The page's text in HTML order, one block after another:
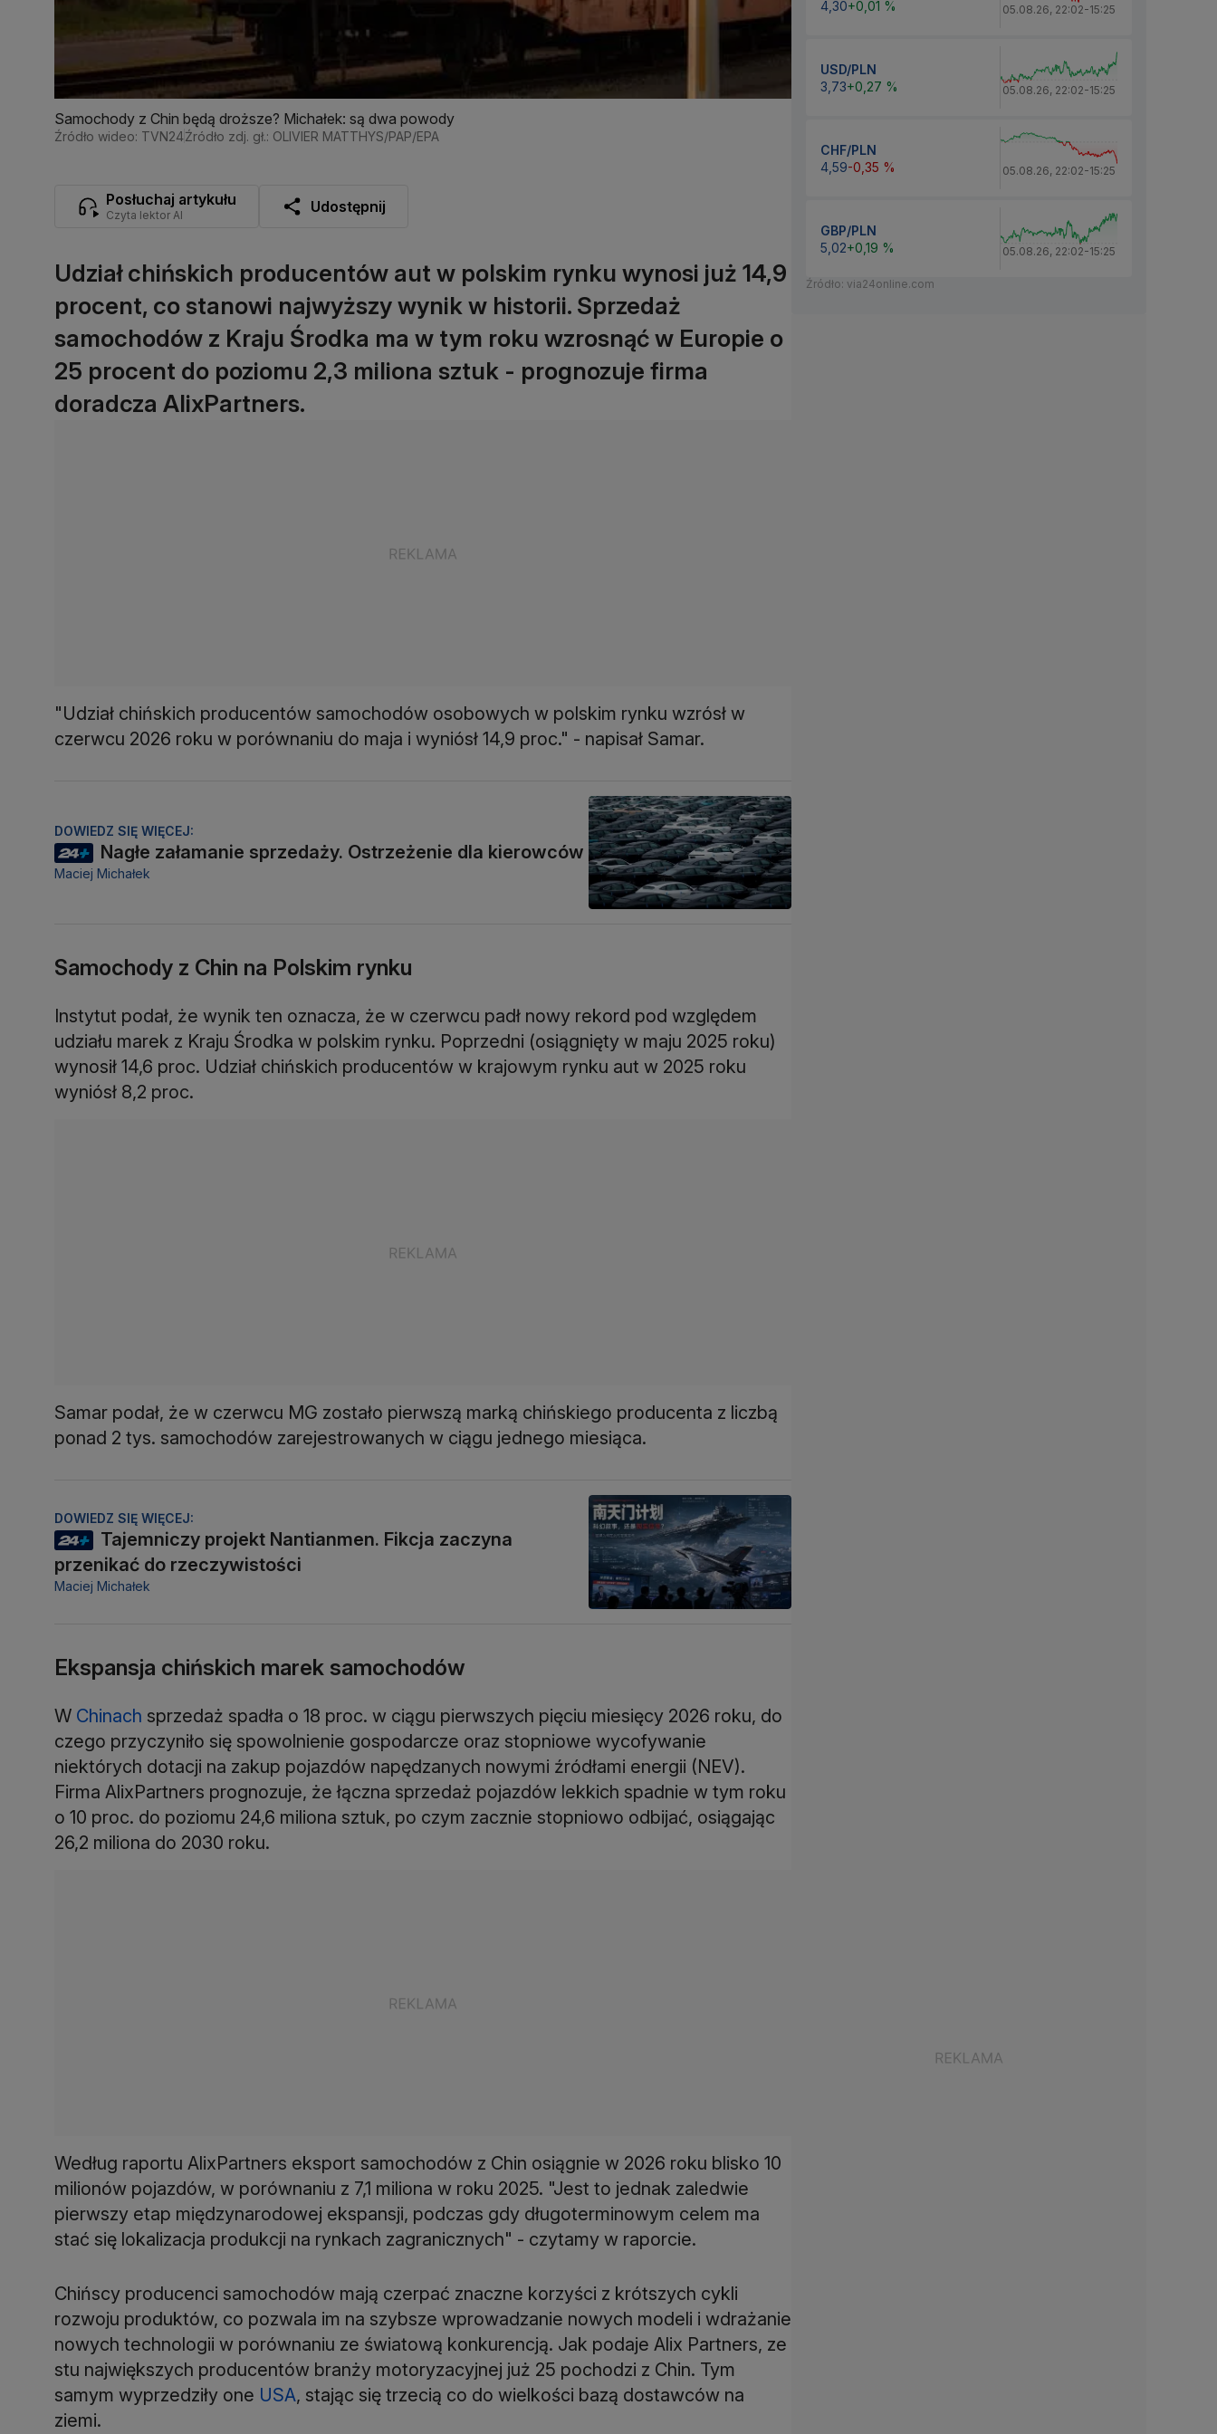
Samochody z Chin będą droższe? Michałek: są dwa powody
Źródło wideo: TVN24Źródło zdj. gł.: OLIVIER MATTHYS/PAP/EPA
Posłuchaj artykułu
Czyta lektor AI Udostępnij
Udział chińskich producentów aut w polskim rynku wynosi już 14,9
procent, co stanowi najwyższy wynik w historii. Sprzedaż
samochodów z Kraju Środka ma w tym roku wzrosnąć w Europie o
25 procent do poziomu 2,3 miliona sztuk - prognozuje firma
doradcza AlixPartners.
"Udział chińskich producentów samochodów osobowych w polskim rynku wzrósł w
czerwcu 2026 roku w porównaniu do maja i wyniósł 14,9 proc." - napisał Samar.
DOWIEDZ SIĘ WIĘCEJ:
Nagłe załamanie sprzedaży. Ostrzeżenie dla kierowców
Maciej Michałek
Samochody z Chin na Polskim rynku
Instytut podał, że wynik ten oznacza, że w czerwcu padł nowy rekord pod względem
udziału marek z Kraju Środka w polskim rynku. Poprzedni (osiągnięty w maju 2025 roku)
wynosił 14,6 proc. Udział chińskich producentów w krajowym rynku aut w 2025 roku
wyniósł 8,2 proc.
Samar podał, że w czerwcu MG zostało pierwszą marką chińskiego producenta z liczbą
ponad 2 tys. samochodów zarejestrowanych w ciągu jednego miesiąca.
DOWIEDZ SIĘ WIĘCEJ:
Tajemniczy projekt Nantianmen. Fikcja zaczyna
przenikać do rzeczywistości
Maciej Michałek
Ekspansja chińskich marek samochodów
W Chinach sprzedaż spadła o 18 proc. w ciągu pierwszych pięciu miesięcy 2026 roku, do
czego przyczyniło się spowolnienie gospodarcze oraz stopniowe wycofywanie
niektórych dotacji na zakup pojazdów napędzanych nowymi źródłami energii (NEV).
Firma AlixPartners prognozuje, że łączna sprzedaż pojazdów lekkich spadnie w tym roku
o 10 proc. do poziomu 24,6 miliona sztuk, po czym zacznie stopniowo odbijać, osiągając
26,2 miliona do 2030 roku.
Według raportu AlixPartners eksport samochodów z Chin osiągnie w 2026 roku blisko 10
milionów pojazdów, w porównaniu z 7,1 miliona w roku 2025. "Jest to jednak zaledwie
pierwszy etap międzynarodowej ekspansji, podczas gdy długoterminowym celem ma
stać się lokalizacja produkcji na rynkach zagranicznych" - czytamy w raporcie.
Chińscy producenci samochodów mają czerpać znaczne korzyści z krótszych cykli
rozwoju produktów, co pozwala im na szybsze wprowadzanie nowych modeli i wdrażanie
nowych technologii w porównaniu ze światową konkurencją. Jak podaje Alix Partners, ze
stu największych producentów branży motoryzacyjnej już 25 pochodzi z Chin. Tym
samym wyprzedziły one USA, stając się trzecią co do wielkości bazą dostawców na
ziemi.
4,30+0,01 % 05.08.26, 22:02-15:25
USD/PLN
3,73+0,27 % 05.08.26, 22:02-15:25
CHF/PLN
4,59-0,35 % 05.08.26, 22:02-15:25
GBP/PLN
5,02+0,19 % 05.08.26, 22:02-15:25
Źródło: via24online.com